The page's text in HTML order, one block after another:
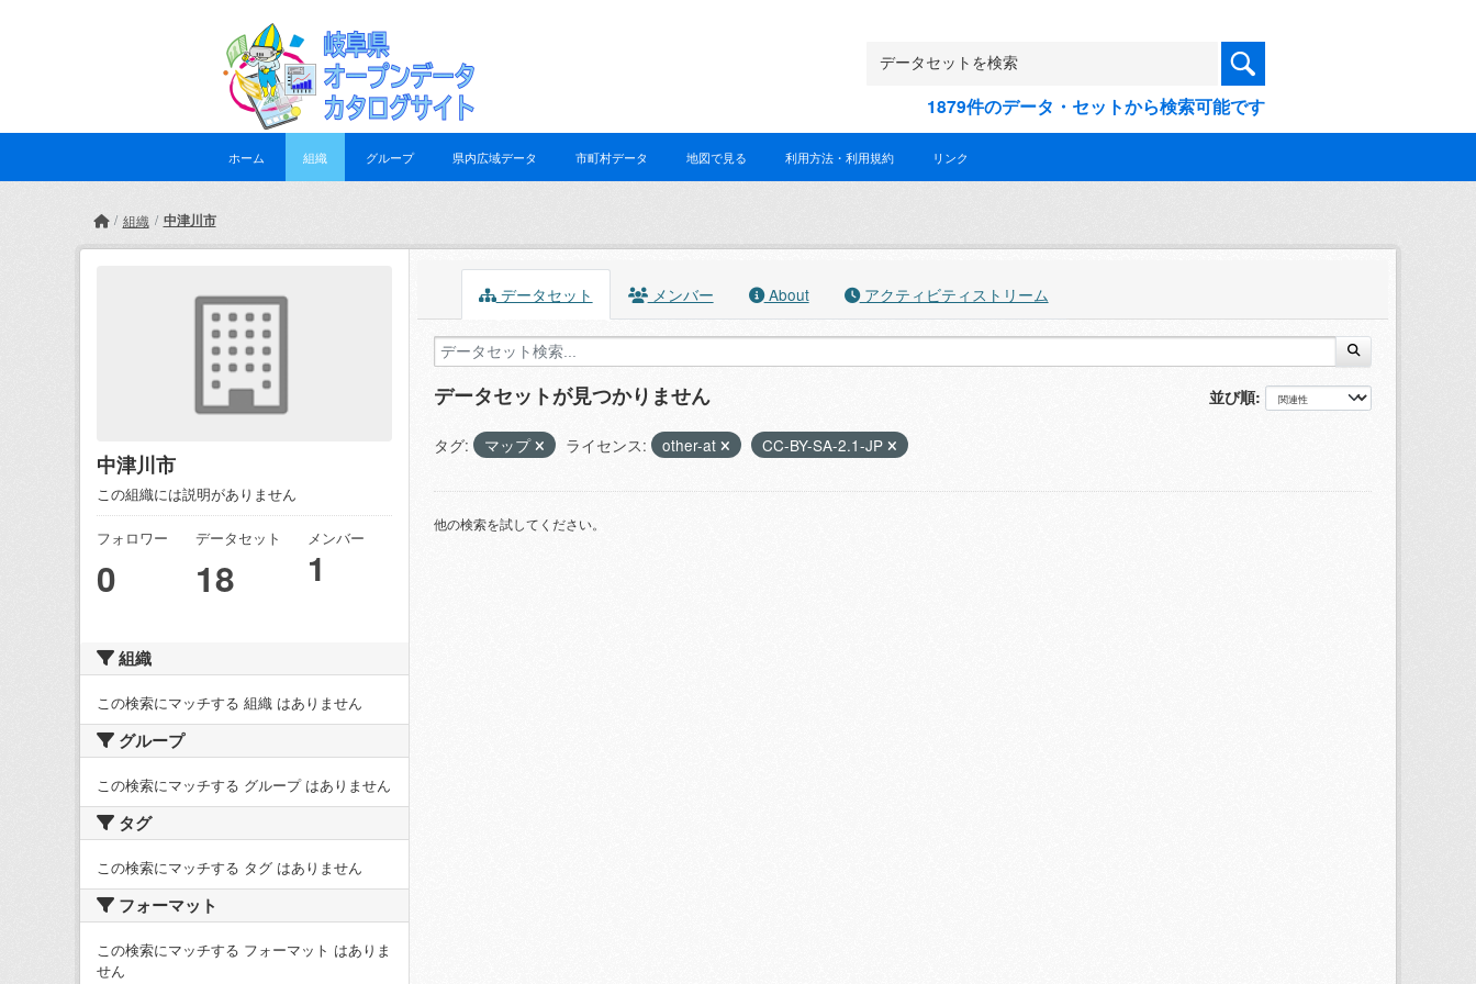
1879件のデータ・セットから検索可能です
ホーム 組織 グループ 県内広域データ 市町村データ 地図で見る 利用方法・利用規約 リンク
組織 中津川市
中津川市
この組織には説明がありません
フォロワー
0
データセット
18
メンバー
1
組織
この検索にマッチする 組織 はありません
グループ
この検索にマッチする グループ はありません
タグ
この検索にマッチする タグ はありません
フォーマット
この検索にマッチする フォーマット はありま
せん
データセット メンバー About アクティビティストリーム
並び順
データセットが見つかりません
タグ: マップ ライセンス: other-at CC-BY-SA-2.1-JP
他の検索を試してください。